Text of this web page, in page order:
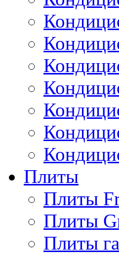
Плиты
Плиты
Плиты
Плиты